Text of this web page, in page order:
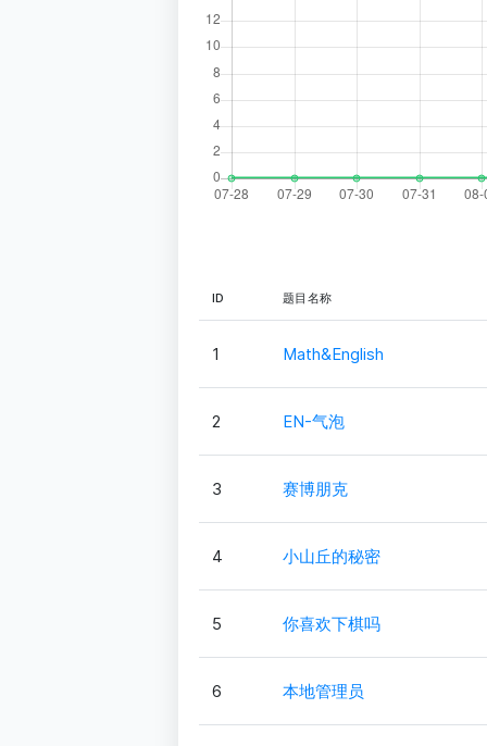
ID 题目名称
1 Math&English
2 EN-气泡
3 赛博朋克
4 小山丘的秘密
5 你喜欢下棋吗
6 本地管理员